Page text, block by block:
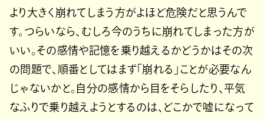
より大きく崩れてしまう方がよほど危険だと思うんで
す。つらいなら、むしろ今のうちに崩れてしまった方が
いい。その感情や記憶を乗り越えるかどうかはその次
の問題で、順番としてはまず「崩れる」ことが必要なん
じゃないかと。自分の感情から目をそらしたり、平気
なふりで乗り越えようとするのは、どこかで嘘になって